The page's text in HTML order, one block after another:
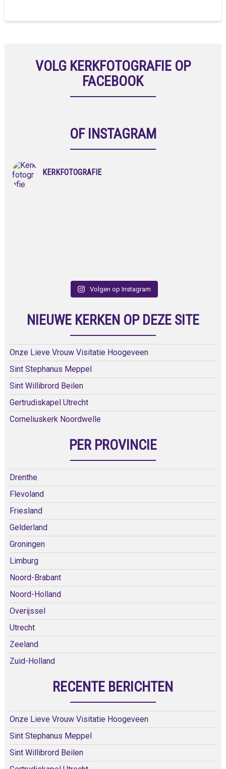
VOLG KERKFOTOGRAFIE OP
FACEBOOK
OF INSTAGRAM
KERKFOTOGRAFIE
Volgen op Instagram
NIEUWE KERKEN OP DEZE SITE
Onze Lieve Vrouw Visitatie Hoogeveen
Sint Stephanus Meppel
Sint Willibrord Beilen
Gertrudiskapel Utrecht
Corneliuskerk Noordwelle
PER PROVINCIE
Drenthe
Flevoland
Friesland
Gelderland
Groningen
Limburg
Noord-Brabant
Noord-Holland
Overijssel
Utrecht
Zeeland
Zuid-Holland
RECENTE BERICHTEN
Onze Lieve Vrouw Visitatie Hoogeveen
Sint Stephanus Meppel
Sint Willibrord Beilen